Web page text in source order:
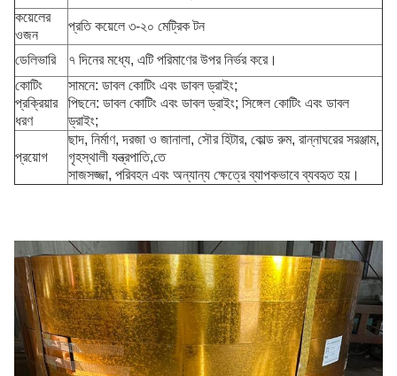
কয়েলের
ওজন
প্রতি কয়েলে ৩-২০ মেট্রিক টন
ডেলিভারি
৭ দিনের মধ্যে, এটি পরিমাণের উপর নির্ভর করে।
কোটিং
প্রক্রিয়ার
ধরণ
সামনে: ডাবল কোটিং এবং ডাবল ড্রাইং;
পিছনে: ডাবল কোটিং এবং ডাবল ড্রাইং; সিঙ্গেল কোটিং এবং ডাবল
ড্রাইং;
প্রয়োগ
ছাদ, নির্মাণ, দরজা ও জানালা, সৌর হিটার, কোল্ড রুম, রান্নাঘরের সরঞ্জাম,
গৃহস্থালী যন্ত্রপাতি,তে
সাজসজ্জা, পরিবহন এবং অন্যান্য ক্ষেত্রে ব্যাপকভাবে ব্যবহৃত হয়।